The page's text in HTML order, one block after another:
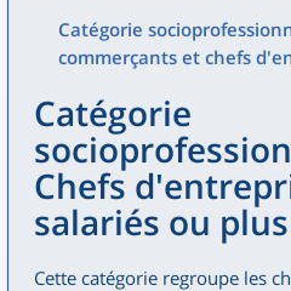
Catégorie
commerçants et chefs
Catégorie
Chefs
salariés ou plus
Cette catégorie regroupe les